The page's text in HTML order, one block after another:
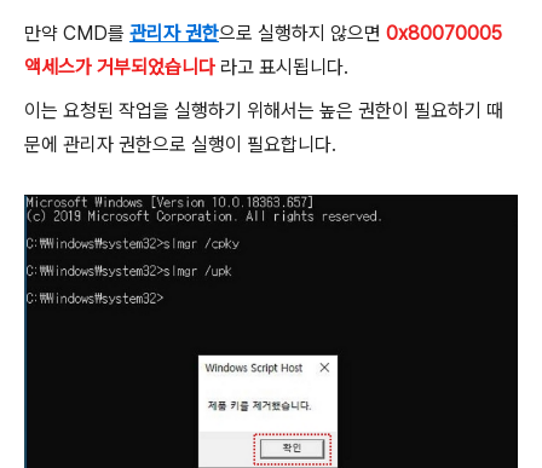
만약 CMD를 관리자 권한으로 실행하지 않으면 0x80070005
액세스가 거부되었습니다 라고 표시됩니다.
이는 요청된 작업을 실행하기 위해서는 높은 권한이 필요하기 때
문에 관리자 권한으로 실행이 필요합니다.